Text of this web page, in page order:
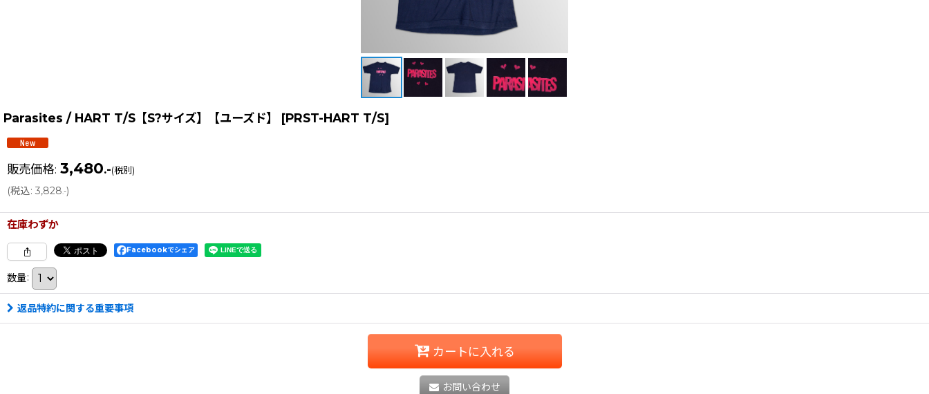
Parasites / HART T/S【S?サイズ】【ユーズド】 [PRST-HART T/S]
販売価格: 3,480.-(税別)
(税込: 3,828.-)
在庫わずか
Facebookでシェア
数量:
返品特約に関する重要事項
カートに入れる
お問い合わせ